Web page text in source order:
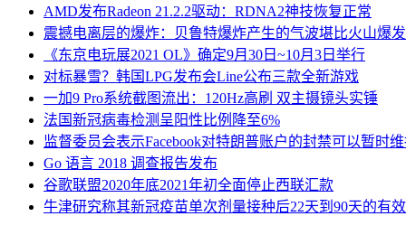
AMD发布Radeon 21.2.2驱动：RDNA2神技恢复正常
震撼电离层的爆炸：贝鲁特爆炸产生的气波堪比火山爆发
《东京电玩展2021 OL》确定9月30日~10月3日举行
对标暴雪？韩国LPG发布会Line公布三款全新游戏
一加9 Pro系统截图流出：120Hz高刷 双主摄镜头实锤
法国新冠病毒检测呈阳性比例降至6%
监督委员会表示Facebook对特朗普账户的封禁可以暂时
Go 语言 2018 调查报告发布
谷歌联盟2020年底2021年初全面停止西联汇款
牛津研究称其新冠疫苗单次剂量接种后22天到90天的有